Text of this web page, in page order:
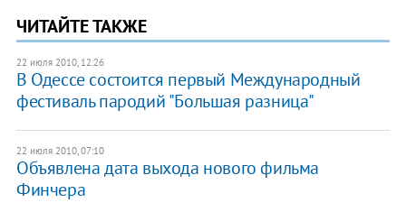
ЧИТАЙТЕ ТАКЖЕ
22 июля 2010, 12:26
В Одессе состоится первый Международный
фестиваль пародий "Большая разница"
22 июля 2010, 07:10
Объявлена дата выхода нового фильма
Финчера